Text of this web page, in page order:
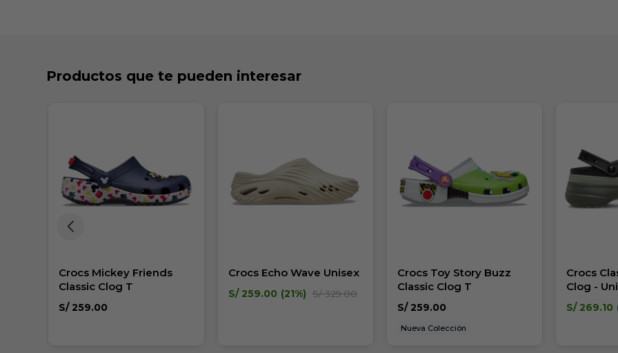
Productos que te pueden interesar
Crocs Mickey Friends
Classic Clog T
S/ 259.00
Crocs Echo Wave Unisex
S/ 259.00 21 S/ 329.00
Crocs Toy Story Buzz
Classic Clog T
S/ 259.00
Nueva Colección
Crocs
Clog -
S/ 269.10